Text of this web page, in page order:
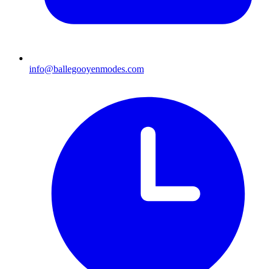
info@ballegooyenmodes.com